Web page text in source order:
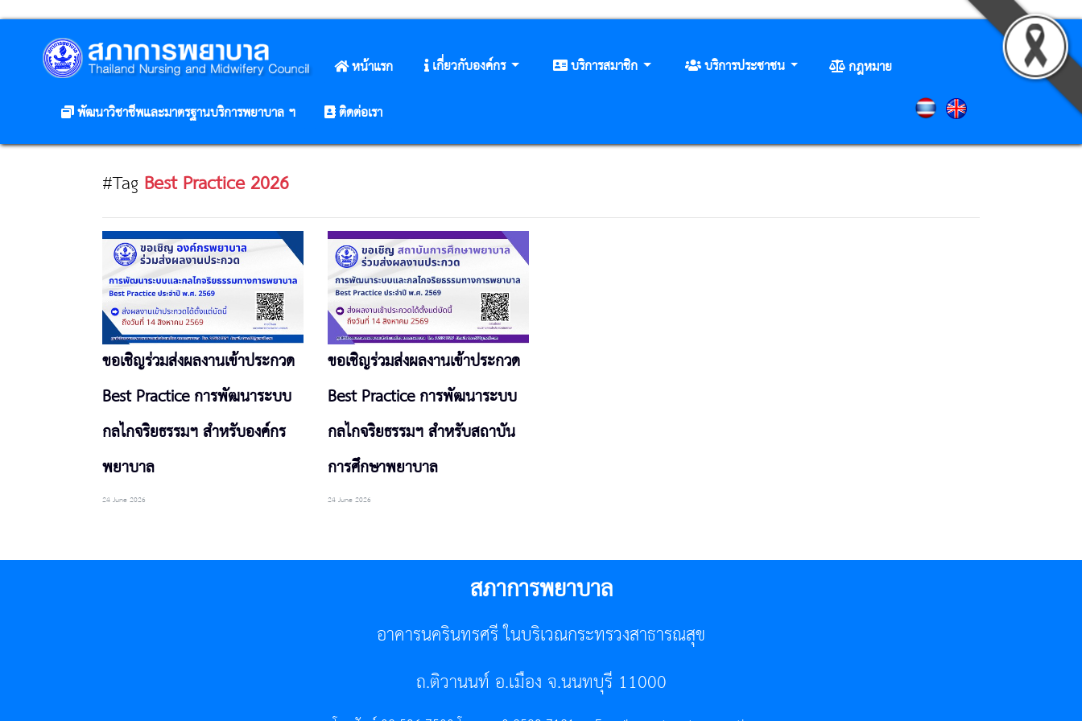
หน้าแรก เกี่ยวกับองค์กร บริการสมาชิก บริการประชาชน
กฎหมาย
พัฒนาวิชาชีพและมาตรฐานบริการพยาบาล ฯ
ติดต่อเรา
#Tag Best Practice 2026
ขอเชิญร่วมส่งผลงานเข้าประกวด
Best Practice การพัฒนาระบบ
กลไกจริยธรรมฯ สำหรับองค์กร
พยาบาล
24 June 2026
ขอเชิญร่วมส่งผลงานเข้าประกวด
Best Practice การพัฒนาระบบ
กลไกจริยธรรมฯ สำหรับสถาบัน
การศึกษาพยาบาล
24 June 2026
สภาการพยาบาล
อาคารนครินทรศรี ในบริเวณกระทรวงสาธารณสุข
ถ.ติวานนท์ อ.เมือง จ.นนทบุรี 11000